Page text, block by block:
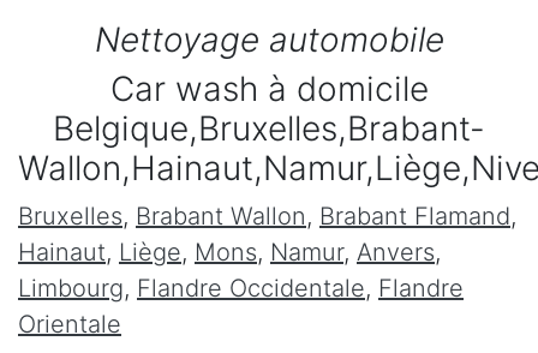
Nettoyage automobile
Car wash à domicile
Belgique,Bruxelles,Brabant-
Bruxelles, Brabant Wallon, Brabant Flamand,
Hainaut, Liège, Mons, Namur, Anvers,
Limbourg, Flandre Occidentale, Flandre
Orientale